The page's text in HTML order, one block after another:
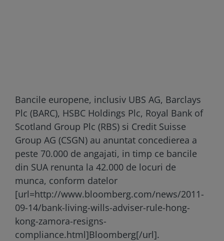
Bancile europene, inclusiv UBS AG, Barclays
Plc (BARC), HSBC Holdings Plc, Royal Bank of
Scotland Group Plc (RBS) si Credit Suisse
Group AG (CSGN) au anuntat concedierea a
peste 70.000 de angajati, in timp ce bancile
din SUA renunta la 42.000 de locuri de
munca, conform datelor
[url=http://www.bloomberg.com/news/2011-
09-14/bank-living-wills-adviser-rule-hong-
kong-zamora-resigns-
compliance.html]Bloomberg[/url].